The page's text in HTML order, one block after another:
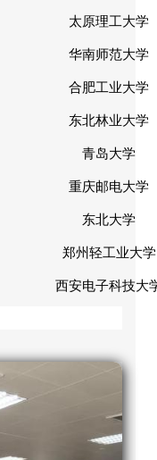
太原理工大学
华南师范大学
合肥工业大学
东北林业大学
青岛大学
重庆邮电大学
东北大学
郑州轻工业大学
西安电子科技大